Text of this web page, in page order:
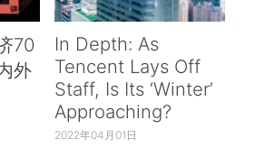
70
外
In Depth: As
Tencent Lays Off
Staff, Is Its ‘Winter’
Approaching?
2022年04月01日